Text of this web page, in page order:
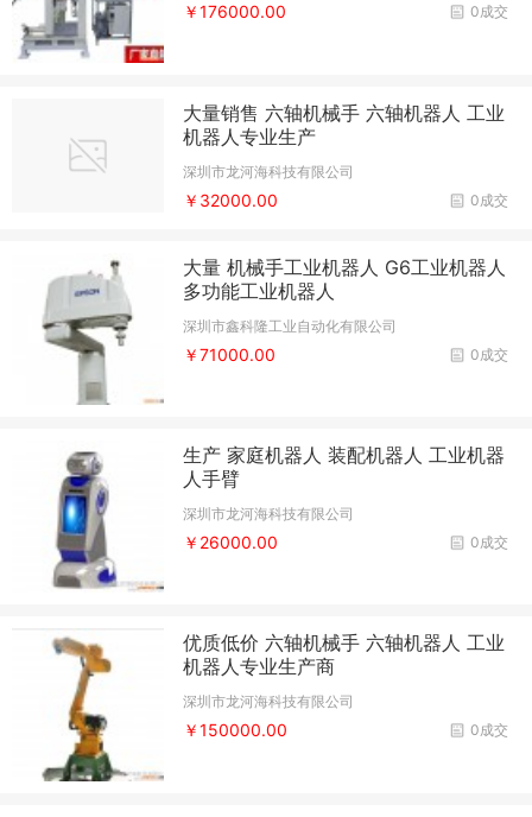
0成交
￥176000.00
大量销售 六轴机械手 六轴机器人 工业
机器人专业生产
深圳市龙河海科技有限公司
0成交
￥32000.00
大量 机械手工业机器人 G6工业机器人
多功能工业机器人
深圳市鑫科隆工业自动化有限公司
0成交
￥71000.00
生产 家庭机器人 装配机器人 工业机器
人手臂
深圳市龙河海科技有限公司
0成交
￥26000.00
优质低价 六轴机械手 六轴机器人 工业
机器人专业生产商
深圳市龙河海科技有限公司
0成交
￥150000.00